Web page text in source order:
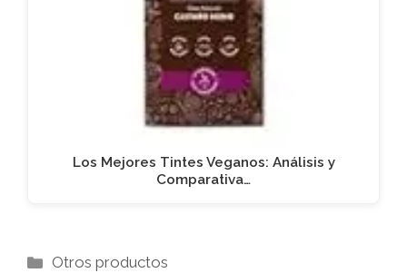
Los Mejores Tintes Veganos: Análisis y
Comparativa…
Categorías
Otros productos